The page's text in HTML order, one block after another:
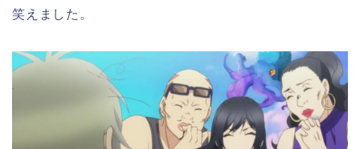
笑えました。